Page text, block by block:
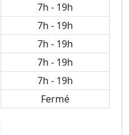
7h - 19h
7h - 19h
7h - 19h
7h - 19h
7h - 19h
Fermé